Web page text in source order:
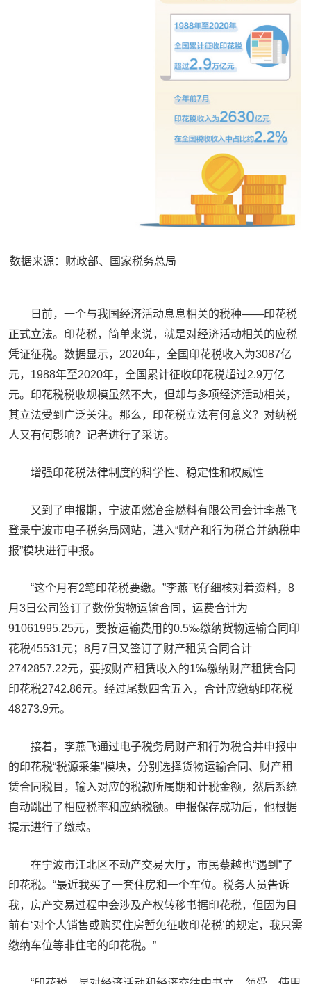
数据来源：财政部、国家税务总局
日前，一个与我国经济活动息息相关的税种——印花税
正式立法。印花税，简单来说，就是对经济活动相关的应税
凭证征税。数据显示，2020年，全国印花税收入为3087亿
元，1988年至2020年，全国累计征收印花税超过2.9万亿
元。印花税税收规模虽然不大，但却与多项经济活动相关，
其立法受到广泛关注。那么，印花税立法有何意义？对纳税
人又有何影响？记者进行了采访。
增强印花税法律制度的科学性、稳定性和权威性
又到了申报期，宁波甬燃冶金燃料有限公司会计李燕飞
登录宁波市电子税务局网站，进入“财产和行为税合并纳税申
报”模块进行申报。
“这个月有2笔印花税要缴。”李燕飞仔细核对着资料，8
月3日公司签订了数份货物运输合同，运费合计为
91061995.25元，要按运输费用的0.5‰缴纳货物运输合同印
花税45531元；8月7日又签订了财产租赁合同合计
2742857.22元，要按财产租赁收入的1‰缴纳财产租赁合同
印花税2742.86元。经过尾数四舍五入，合计应缴纳印花税
48273.9元。
接着，李燕飞通过电子税务局财产和行为税合并申报中
的印花税“税源采集”模块，分别选择货物运输合同、财产租
赁合同税目，输入对应的税款所属期和计税金额，然后系统
自动跳出了相应税率和应纳税额。申报保存成功后，他根据
提示进行了缴款。
在宁波市江北区不动产交易大厅，市民蔡越也“遇到”了
印花税。“最近我买了一套住房和一个车位。税务人员告诉
我，房产交易过程中会涉及产权转移书据印花税，但因为目
前有‘对个人销售或购买住房暂免征收印花税’的规定，我只需
缴纳车位等非住宅的印花税。”